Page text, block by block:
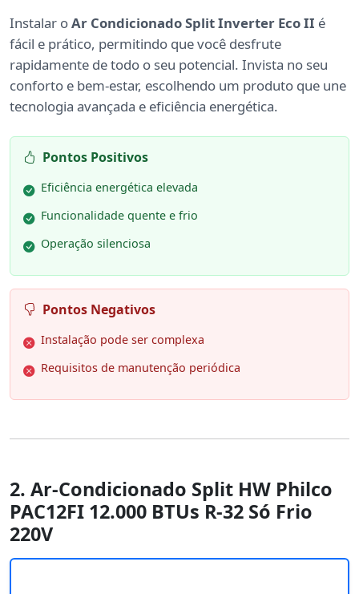
Instalar oAr Condicionado Split Inverter Eco II é
fácil e prático, permitindo que você desfrute
rapidamente de todo o seu potencial. Invista no seu
conforto e bem-estar, escolhendo um produto que une
tecnologia avançada e eficiência energética.
Pontos Positivos
Eficiência energética elevada
Funcionalidade quente e frio
Operação silenciosa
Pontos Negativos
Instalação pode ser complexa
Requisitos de manutenção periódica
2. Ar-Condicionado Split HW Philco
PAC12FI 12.000 BTUs R-32 Só Frio
220V